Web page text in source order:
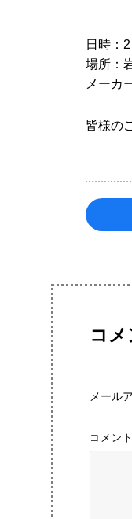
日時：
場所：
メーカ
皆様の
コ
メール
コメント